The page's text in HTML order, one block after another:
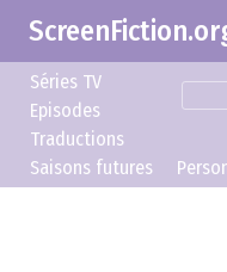
Séries TV
Episodes
Traductions
Saisons futures